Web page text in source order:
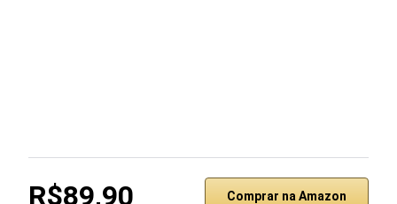
R$89,90 Comprar na Amazon